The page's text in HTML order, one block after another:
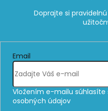
Email
Vložením e-mailu súhlasíte
osobných údajov